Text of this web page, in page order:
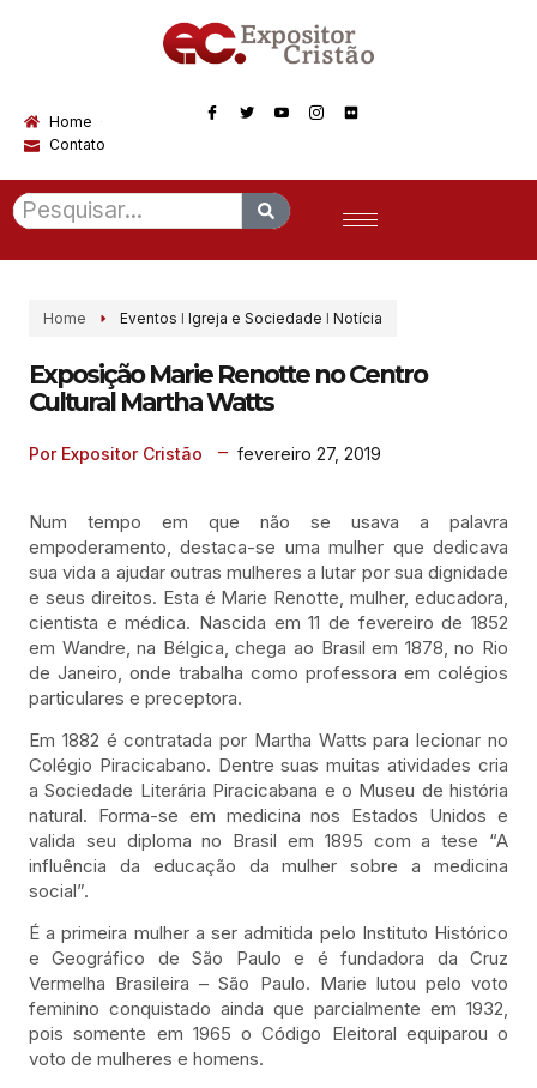
Home
Contato
Home Eventos I Igreja e Sociedade I Notícia
Exposição Marie Renotte no Centro
Cultural Martha Watts
Por Expositor Cristão fevereiro 27, 2019
Num tempo em que não se usava a palavra
empoderamento, destaca-se uma mulher que dedicava
sua vida a ajudar outras mulheres a lutar por sua dignidade
e seus direitos. Esta é Marie Renotte, mulher, educadora,
cientista e médica. Nascida em 11 de fevereiro de 1852
em Wandre, na Bélgica, chega ao Brasil em 1878, no Rio
de Janeiro, onde trabalha como professora em colégios
particulares e preceptora.
Em 1882 é contratada por Martha Watts para lecionar no
Colégio Piracicabano. Dentre suas muitas atividades cria
a Sociedade Literária Piracicabana e o Museu de história
natural. Forma-se em medicina nos Estados Unidos e
valida seu diploma no Brasil em 1895 com a tese “A
influência da educação da mulher sobre a medicina
social”.
É a primeira mulher a ser admitida pelo Instituto Histórico
e Geográfico de São Paulo e é fundadora da Cruz
Vermelha Brasileira – São Paulo. Marie lutou pelo voto
feminino conquistado ainda que parcialmente em 1932,
pois somente em 1965 o Código Eleitoral equiparou o
voto de mulheres e homens.